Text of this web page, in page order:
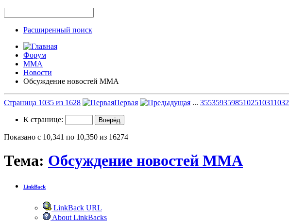
Расширенный поиск
Форум
ММА
Новости
Обсуждение новостей ММА
Страница 1035 из 1628 Первая ... 35535935985102510311032
К странице:
Показано с 10,341 по 10,350 из 16274
Тема: Обсуждение новостей ММА
LinkBack
LinkBack URL
About LinkBacks